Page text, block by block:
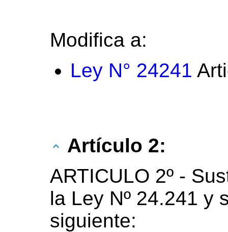
Modifica a:
Ley N° 24241
Artículo 2:
ARTICULO 2º -
la Ley Nº 24.241 y
siguiente: